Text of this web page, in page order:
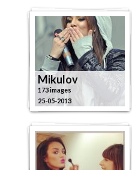
Mikulov
173 images
25-05-2013